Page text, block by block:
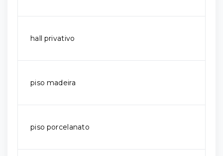
hall privativo
piso madeira
piso porcelanato